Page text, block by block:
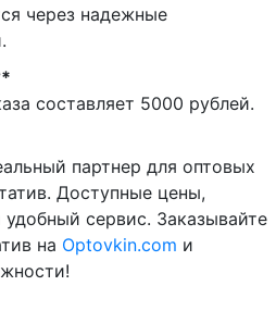
через надежные
составляет 5000 рублей.
партнер для оптовых
Доступные цены,
сервис. Заказывайте
на Optovkin.com и